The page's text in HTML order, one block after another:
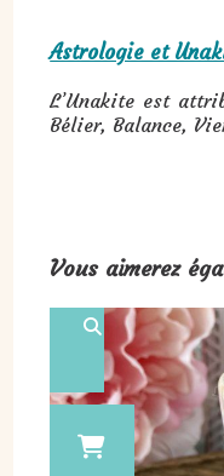
Astrologie et
L’Unakite est
Bélier, Balance,
Vous aimerez